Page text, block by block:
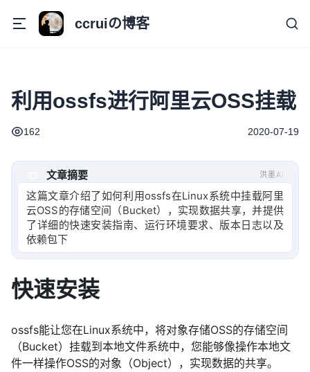
ccruiの博客
利用ossfs进行阿里云OSS挂载
162 2020-07-19
文章摘要 洪墨AI
这篇文章介绍了如何利用ossfs在Linux系统中挂载阿里
云OSS的存储空间（Bucket），实现数据共享，并提供
了详细的快速安装指南、运行环境要求、版本日志以及
依赖包下载方法
快速安装
ossfs能让您在Linux系统中，将对象存储OSS的存储空间
（Bucket）挂载到本地文件系统中，您能够像操作本地文
件一样操作OSS的对象（Object），实现数据的共享。